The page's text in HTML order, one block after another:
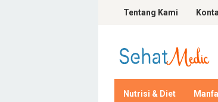
LoncatTentang Kami
Nutrisi & Diet